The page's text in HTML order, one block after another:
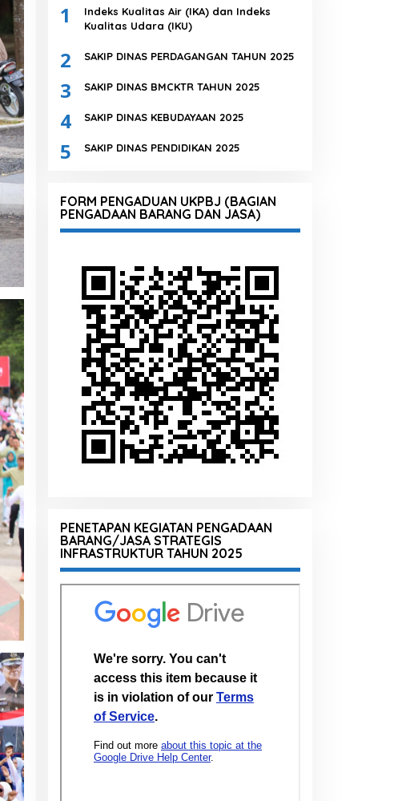
1
Indeks Kualitas Air (IKA) dan Indeks
Kualitas Udara (IKU)
2 SAKIP DINAS PERDAGANGAN TAHUN 2025
3 SAKIP DINAS BMCKTR TAHUN 2025
4 SAKIP DINAS KEBUDAYAAN 2025
5 SAKIP DINAS PENDIDIKAN 2025
FORM PENGADUAN UKPBJ (BAGIAN
PENGADAAN BARANG DAN JASA)
PENETAPAN KEGIATAN PENGADAAN
BARANG/JASA STRATEGIS
INFRASTRUKTUR TAHUN 2025